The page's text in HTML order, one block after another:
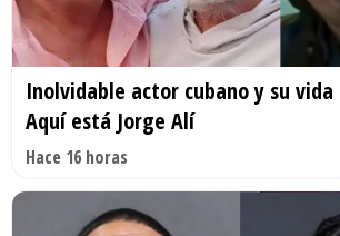
Inolvidable actor cubano y su
Aquí está Jorge Alí
Hace 16 horas